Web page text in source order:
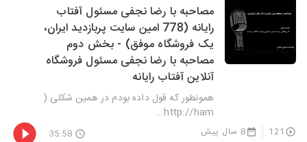
مصاحبه با رضا نجفی مسئول آفتاب
رایانه (778 امین سایت پربازدید ایران،
یک فروشگاه موفق) - بخش دوم
مصاحبه با رضا نجفی مسئول فروشگاه
آنلاین آفتاب رایانه
همونطور که قول داده بودم در همین شکلی (
http://ham...
121 8 سال پیش 35:58